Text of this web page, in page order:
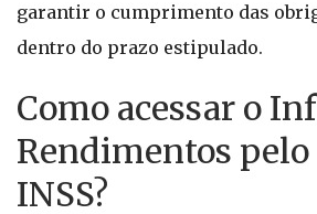
garantir o cumprimento das
dentro do prazo estipulado.
Como acessar o
Rendimentos
INSS?